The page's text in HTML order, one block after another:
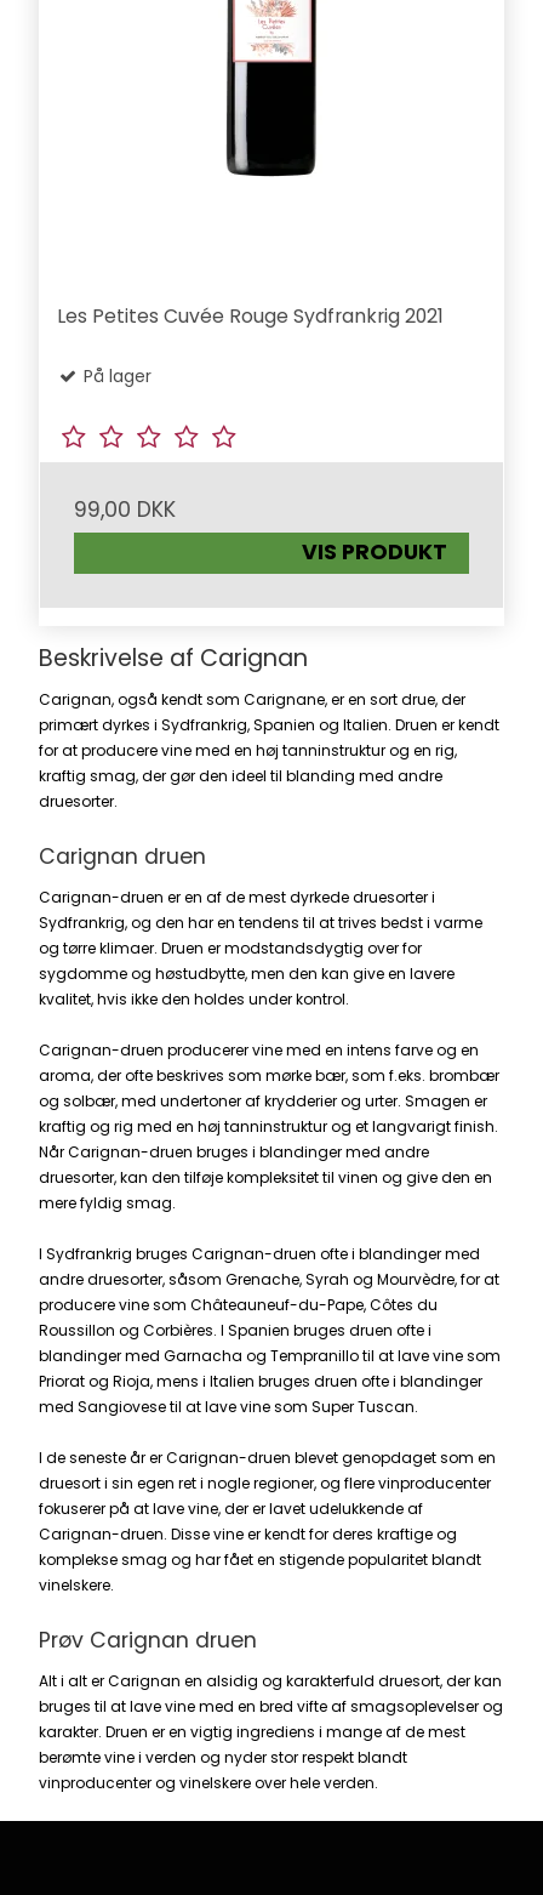
Les Petites Cuvée Rouge Sydfrankrig 2021
På lager
99,00 DKK
VIS PRODUKT
Beskrivelse af Carignan
Carignan, også kendt som Carignane, er en sort drue, der
primært dyrkes iSydfrankrig,Spanien ogItalien. Druen er kendt
for at producere vine med en høj tanninstruktur og en rig,
kraftig smag, der gør den ideel til blanding med andre
druesorter.
Carignan druen
Carignan-druen er en af ​​de mest dyrkede druesorter i
Sydfrankrig, og den har en tendens til at trives bedst i varme
og tørre klimaer. Druen er modstandsdygtig over for
sygdomme og høstudbytte, men den kan give en lavere
kvalitet, hvis ikke den holdes under kontrol.
Carignan-druen producerer vine med en intens farve og en
aroma, der ofte beskrives som mørke bær, som f.eks. brombær
og solbær, med undertoner af krydderier og urter. Smagen er
kraftig og rig med en høj tanninstruktur og et langvarigt finish.
Når Carignan-druen bruges i blandinger med andre
druesorter, kan den tilføje kompleksitet til vinen og give den en
mere fyldig smag.
I Sydfrankrig bruges Carignan-druen ofte i blandinger med
andre druesorter, såsomGrenache,Syrah ogMourvèdre, for at
producere vine som Châteauneuf-du-Pape, Côtes du
Roussillon og Corbières. I Spanien bruges druen ofte i
blandinger med Garnacha ogTempranillotil at lave vine som
Priorat og Rioja, mens i Italien bruges druen ofte i blandinger
med Sangiovese til at lave vine som Super Tuscan.
I de seneste år er Carignan-druen blevet genopdaget som en
druesort i sin egen ret i nogle regioner, og flere vinproducenter
fokuserer på at lave vine, der er lavet udelukkende af
Carignan-druen. Disse vine er kendt for deres kraftige og
komplekse smag og har fået en stigende popularitet blandt
vinelskere.
Prøv Carignan druen
Alt i alt er Carignan en alsidig og karakterfuld druesort, der kan
bruges til at lave vine med en bred vifte af smagsoplevelser og
karakter. Druen er en vigtig ingrediens i mange af de mest
berømte vine i verden og nyder stor respekt blandt
vinproducenter og vinelskere over hele verden.